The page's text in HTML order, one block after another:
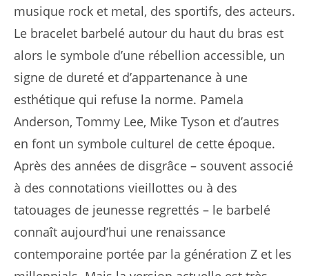
musique rock et metal, des sportifs, des acteurs.
Le bracelet barbelé autour du haut du bras est
alors le symbole d’une rébellion accessible, un
signe de dureté et d’appartenance à une
esthétique qui refuse la norme. Pamela
Anderson, Tommy Lee, Mike Tyson et d’autres
en font un symbole culturel de cette époque.
Après des années de disgrâce – souvent associé
à des connotations vieillottes ou à des
tatouages de jeunesse regrettés – le barbelé
connaît aujourd’hui une renaissance
contemporaine portée par la génération Z et les